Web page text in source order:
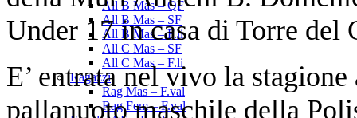
All B Mas – QF
All B Mas – SF
All B Mas – F.li
All C Mas – SF
All C Mas – F.li
Ragazzi
Rag Mas – F.val
Rag Fem – F.val
Under 17 in casa di Torre del
E’ entrata nel vivo la
pallanuoto maschile della